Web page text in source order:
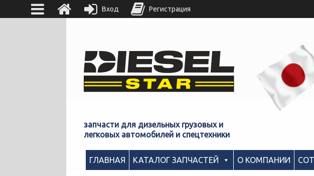
запчасти для дизельных грузовых и
легковых автомобилей и спецтехники
ГЛАВНАЯ КАТАЛОГ ЗАПЧАСТЕЙ О КОМПАНИИ
Вход Регистрация